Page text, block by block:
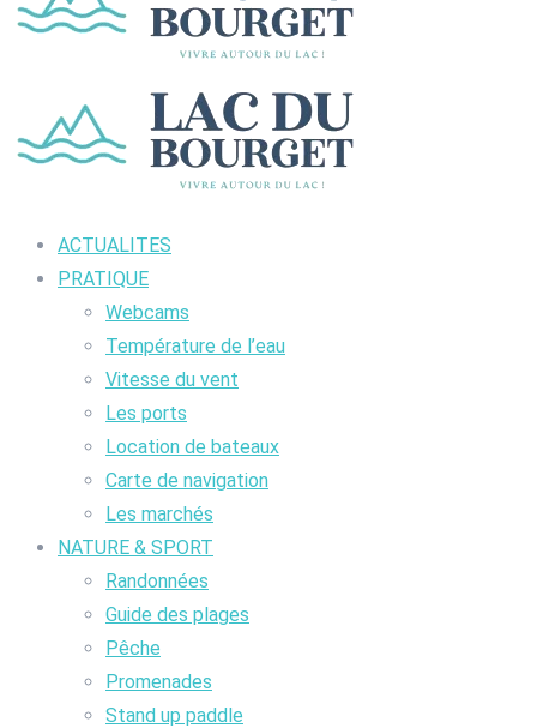
ACTUALITES
PRATIQUE
Webcams
Température de l’eau
Vitesse du vent
Les ports
Location de bateaux
Carte de navigation
Les marchés
NATURE & SPORT
Randonnées
Guide des plages
Pêche
Promenades
Stand up paddle